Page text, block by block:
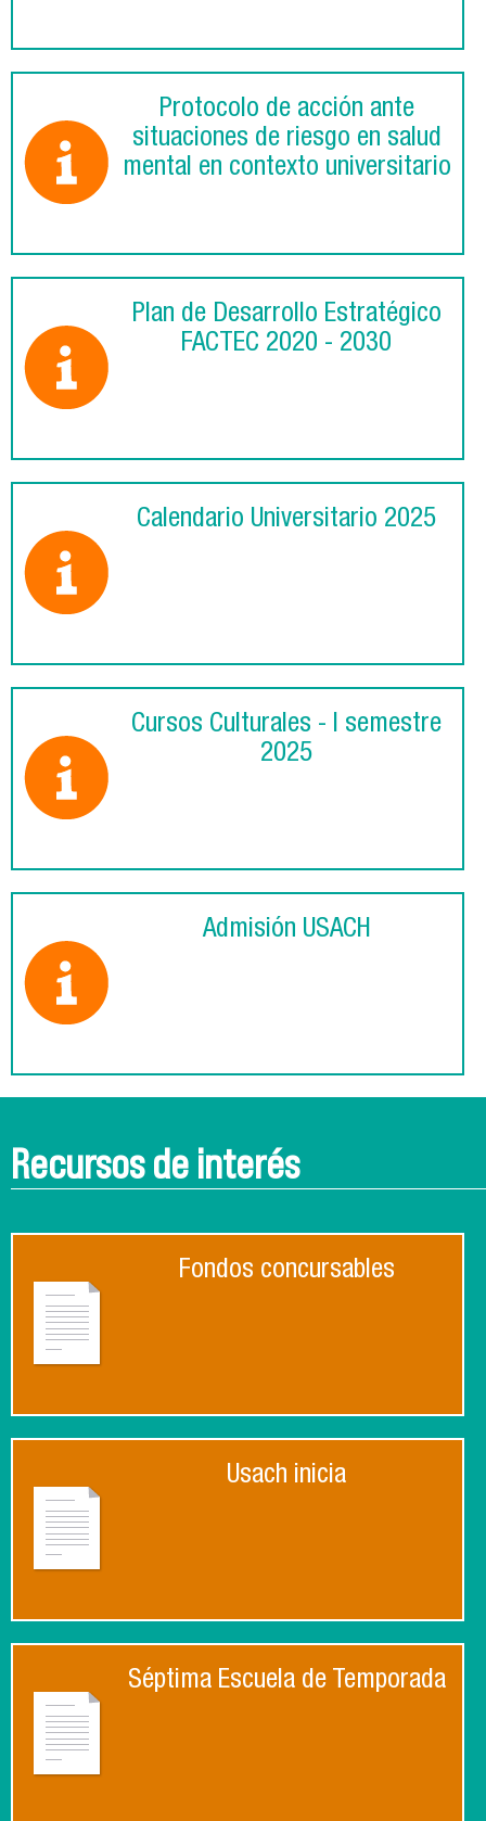
Protocolo de acción ante
situaciones de riesgo en salud
mental en contexto universitario
Plan de Desarrollo Estratégico
FACTEC 2020 - 2030
Calendario Universitario 2025
Cursos Culturales - I semestre
2025
Admisión USACH
Recursos de interés
Fondos concursables
Usach inicia
Séptima Escuela de Temporada